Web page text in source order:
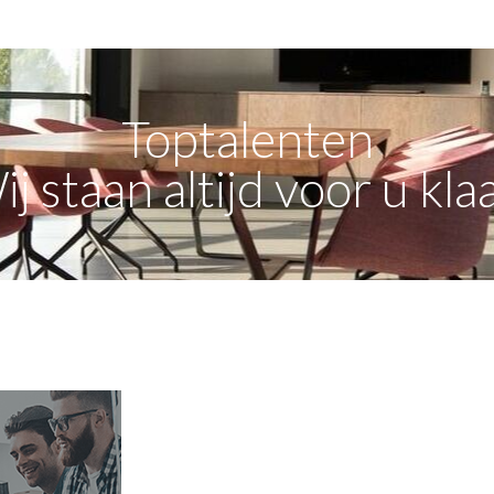
Toptalenten
staan altijd voor u